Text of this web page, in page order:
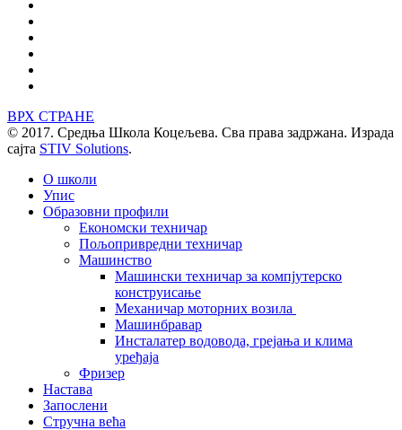
ВРХ СТРАНЕ
© 2017. Средња Школа Коцељева. Сва права задржана. Израда
сајта STIV Solutions.
О школи
Упис
Образовни профили
Економски техничар
Пољопривредни техничар
Машинство
Машински техничар за компјутерско
конструисање
Механичар моторних возила
Машинбравар
Инсталатер водовода, грејања и клима
уређаја
Фризер
Настава
Запослени
Стручна већа